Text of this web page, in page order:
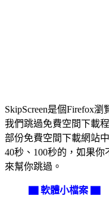
SkipScreen是個Firefox
我們跳過免費空間下載
部份免費空間下載網站
40秒、100秒的，如果
來幫你跳過。
▇ 軟體小檔案 ▇